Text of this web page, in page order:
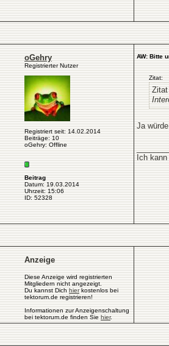
oGehry
Registrierter Nutzer
Registriert seit: 14.02.2014
Beiträge: 10
oGehry: Offline
Beitrag
Datum: 19.03.2014
Uhrzeit: 15:06
ID: 52328
AW: Bitte
Zitat:
Ja
Ich
Anzeige
Diese Anzeige wird registrierten
Mitgliedern nicht angezeigt.
Du kannst Dich hierkostenlos bei
tektorum.de registrieren!
Informationen zur Anzeigenschaltung
bei tektorum.de finden Sie hier.